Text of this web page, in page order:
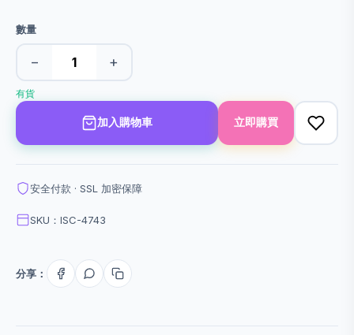
數量
− +
有貨
加入購物車 立即購買
安全付款 · SSL 加密保障
SKU：ISC-4743
分享：